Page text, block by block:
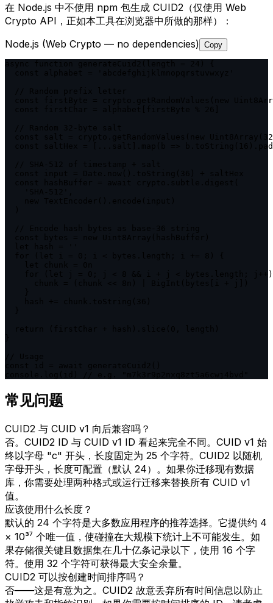
在 Node.js 中不使用 npm 包生成 CUID2（仅使用 Web
Crypto API，正如本工具在浏览器中所做的那样）：
Node.js (Web Crypto — no dependencies) Copy
const firstByte = crypto.getRandomValues(new
const salt = crypto.getRandomValues(new
const saltHex = [...salt].map(b =>
for (let j = 0; j < 8 && i + j < bytes.length;
常见问题
CUID2 与 CUID v1 向后兼容吗？
否。CUID2 ID 与 CUID v1 ID 看起来完全不同。CUID v1 始
终以字母 "c" 开头，长度固定为 25 个字符。CUID2 以随机
字母开头，长度可配置（默认 24）。如果你迁移现有数据
库，你需要处理两种格式或运行迁移来替换所有 CUID v1
值。
应该使用什么长度？
默认的 24 个字符是大多数应用程序的推荐选择。它提供约 4
× 10³⁷ 个唯一值，使碰撞在大规模下统计上不可能发生。如
果存储很关键且数据集在几十亿条记录以下，使用 16 个字
符。使用 32 个字符可获得最大安全余量。
CUID2 可以按创建时间排序吗？
否——这是有意为之。CUID2 故意丢弃所有时间信息以防止